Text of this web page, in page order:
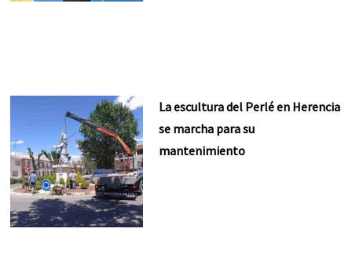
La escultura del Perlé en Herencia
se marcha para su
mantenimiento